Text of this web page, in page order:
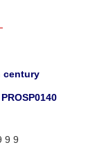
century
9 9